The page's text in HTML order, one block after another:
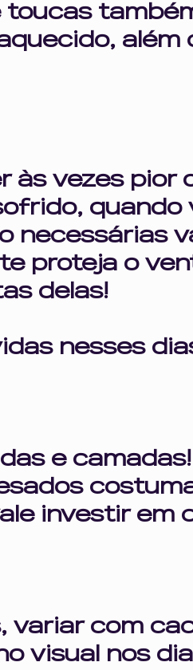
toucas
além
às vezes pior
quando
necessárias
proteja o
delas!
nesses
e camadas!
investir em
variar com
visual nos